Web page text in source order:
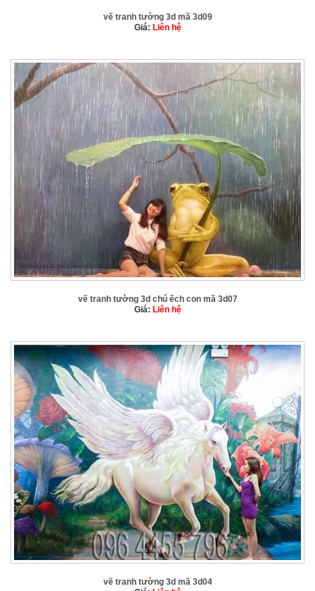
vẽ tranh tường 3d mã 3d09
Giá: Liên hệ
vẽ tranh tường 3d chú ếch con mã 3d07
Giá: Liên hệ
vẽ tranh tường 3d mã 3d04